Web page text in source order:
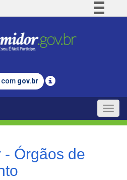
Comunica BR
Legislação
com gov.br
Toggle
- Órgãos de